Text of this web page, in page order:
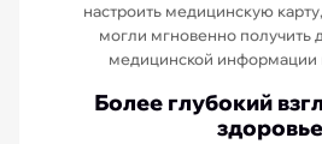
настроить медицинскую
могли мгновенно получить
медицинской информации
Более глубокий
здоровье